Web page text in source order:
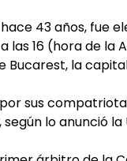
hace 43 años, fue
las 16 (hora de
Bucarest, la
sus
lo anunció la